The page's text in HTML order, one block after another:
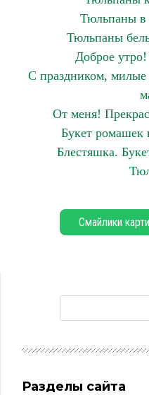
Тюльпаны в
Тюльпаны
Доброе
С праздником,
От меня!
Букет ромашек
Блестяшка.
Смайлики
Разделы сайта